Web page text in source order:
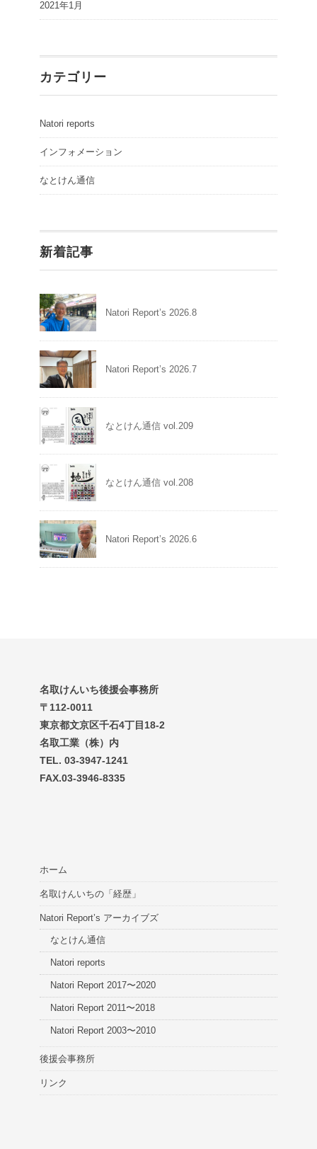
2021年1月
カテゴリー
Natori reports
インフォメーション
なとけん通信
新着記事
Natori Report’s 2026.8
Natori Report’s 2026.7
なとけん通信 vol.209
なとけん通信 vol.208
Natori Report’s 2026.6
名取けんいち後援会事務所
〒112-0011
東京都文京区千石4丁目18-2
名取工業（株）内
TEL. 03-3947-1241
FAX.03-3946-8335
ホーム
名取けんいちの「経歴」
Natori Report’s アーカイブズ
なとけん通信
Natori reports
Natori Report 2017〜2020
Natori Report 2011〜2018
Natori Report 2003〜2010
後援会事務所
リンク